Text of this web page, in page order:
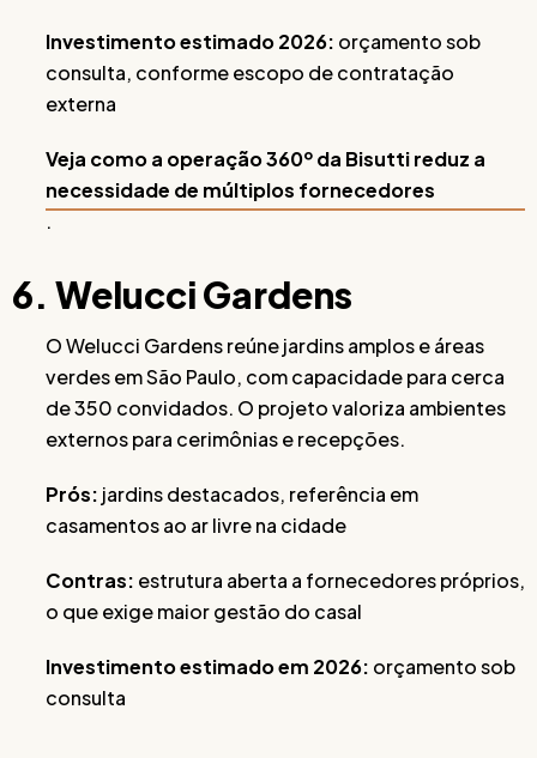
Investimento estimado 2026: orçamento sob
consulta, conforme escopo de contratação
externa
Veja como a operação 360º da Bisutti reduz a
necessidade de múltiplos fornecedores
.
6. Welucci Gardens
O Welucci Gardens reúne jardins amplos e áreas
verdes em São Paulo, com capacidade para cerca
de 350 convidados. O projeto valoriza ambientes
externos para cerimônias e recepções.
Prós: jardins destacados, referência em
casamentos ao ar livre na cidade
Contras: estrutura aberta a fornecedores próprios,
o que exige maior gestão do casal
Investimento estimado em 2026: orçamento sob
consulta